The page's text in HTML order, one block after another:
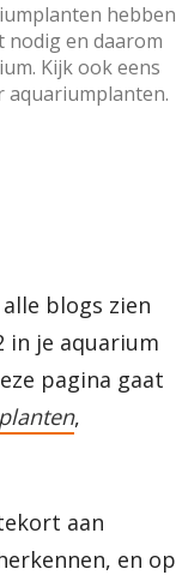
hebben
nodig en daarom
Kijk ook eens
aquariumplanten.
blogs zien
in je aquarium
pagina gaat
,
aan
en op